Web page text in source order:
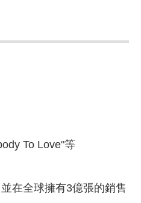
To Love"等
在全球擁有3億張的銷售